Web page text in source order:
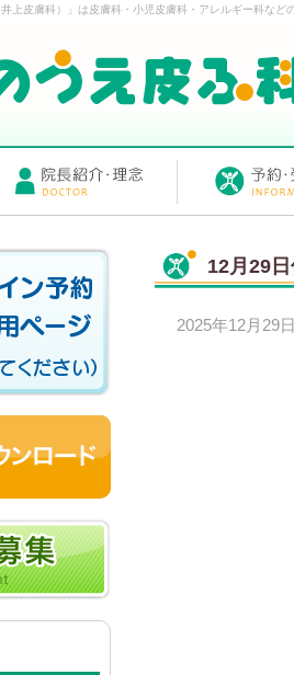
上皮膚科）」は皮膚科・小児皮膚科・アレルギー科など
12月29
2025年12月29日